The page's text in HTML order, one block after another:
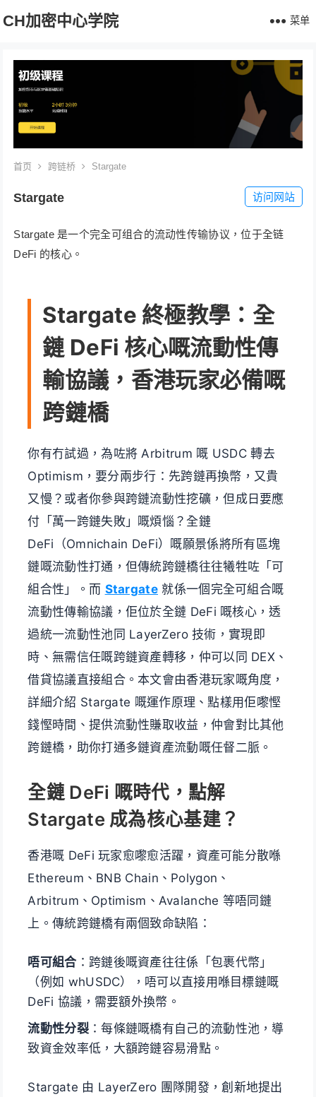
CH加密中心学院 菜单
首页 跨链桥 Stargate
Stargate 访问网站
Stargate 是一个完全可组合的流动性传输协议，位于全链
DeFi 的核心。
Stargate 終極教學：全
鏈 DeFi 核心嘅流動性傳
輸協議，香港玩家必備嘅
跨鏈橋
你有冇試過，為咗將 Arbitrum 嘅 USDC 轉去
Optimism，要分兩步行：先跨鏈再換幣，又貴
又慢？或者你參與跨鏈流動性挖礦，但成日要應
付「萬一跨鏈失敗」嘅煩惱？全鏈
DeFi（Omnichain DeFi）嘅願景係將所有區塊
鏈嘅流動性打通，但傳統跨鏈橋往往犧牲咗「可
組合性」。而 Stargate 就係一個完全可組合嘅
流動性傳輸協議，佢位於全鏈 DeFi 嘅核心，透
過統一流動性池同 LayerZero 技術，實現即
時、無需信任嘅跨鏈資產轉移，仲可以同 DEX、
借貸協議直接組合。本文會由香港玩家嘅角度，
詳細介紹 Stargate 嘅運作原理、點樣用佢嚟慳
錢慳時間、提供流動性賺取收益，仲會對比其他
跨鏈橋，助你打通多鏈資產流動嘅任督二脈。
全鏈 DeFi 嘅時代，點解
Stargate 成為核心基建？
香港嘅 DeFi 玩家愈嚟愈活躍，資產可能分散喺
Ethereum、BNB Chain、Polygon、
Arbitrum、Optimism、Avalanche 等唔同鏈
上。傳統跨鏈橋有兩個致命缺陷：
唔可組合 ：跨鏈後嘅資產往往係「包裹代幣」
（例如 whUSDC），唔可以直接用喺目標鏈嘅
DeFi 協議，需要額外換幣。
流動性分裂：每條鏈嘅橋有自己的流動性池，導
致資金效率低，大額跨鏈容易滑點。
Stargate 由 LayerZero 團隊開發，創新地提出